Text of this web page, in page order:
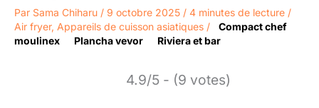
Par Sama Chiharu / 9 octobre 2025 / 4 minutes de lecture /
Air fryer, Appareils de cuisson asiatiques /
Compact chef
moulinex
Plancha vevor Riviera et bar
4.9/5 - (9 votes)